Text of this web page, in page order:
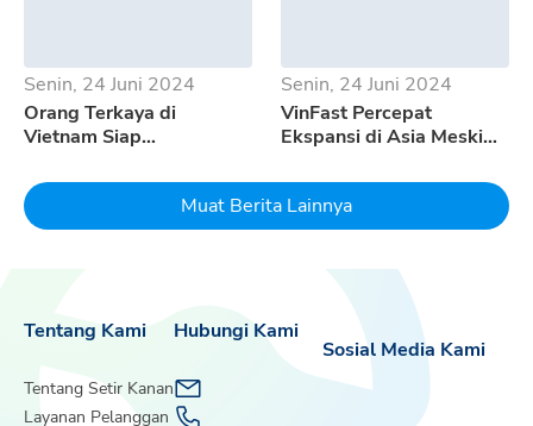
Senin, 24 Juni 2024
Orang Terkaya di
Vietnam Siap
Uangnya Untuk EV
Dream
Senin, 24 Juni 2024
VinFast Percepat
Ekspansi di Asia Meski
Melambat
Muat Berita Lainnya
Tentang Kami
Tentang Setir Kanan
Layanan Pelanggan
Sosial Media Kami
Hubungi Kami